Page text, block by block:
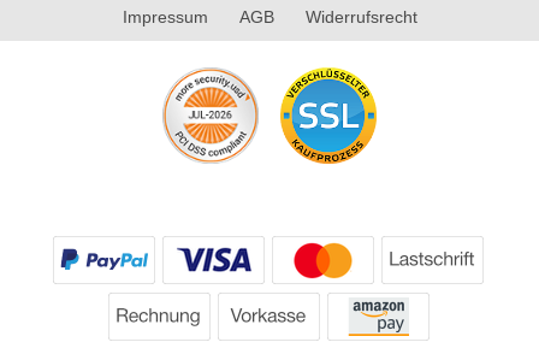
Impressum AGB Widerrufsrecht